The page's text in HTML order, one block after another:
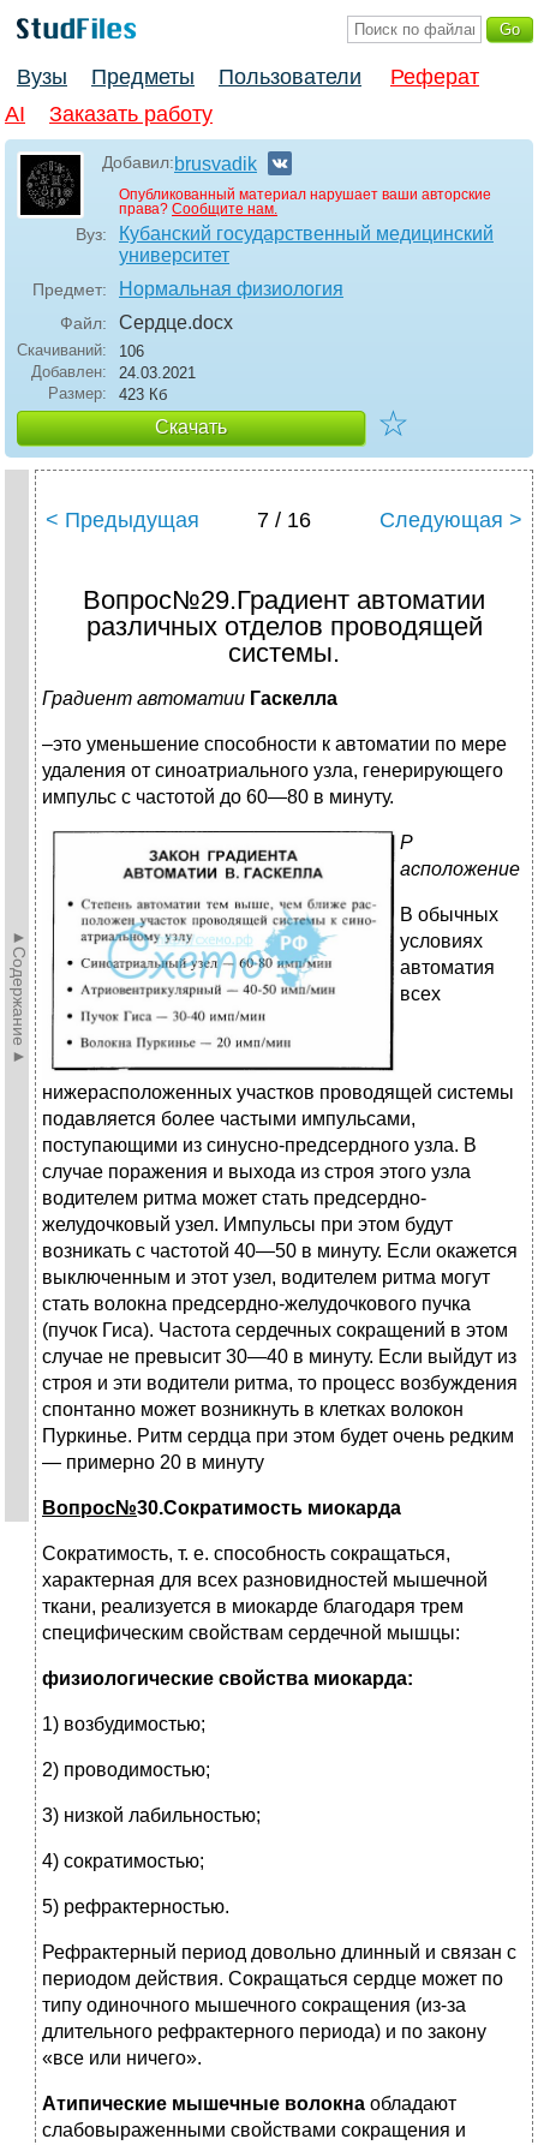
Вузы Предметы Пользователи
Реферат
AI
Заказать работу
Добавил:brusvadik
Опубликованный материал нарушает ваши авторские
права? Сообщите нам.
Вуз:
Кубанский государственный медицинский
университет
Предмет: Нормальная физиология
Файл: Сердце.docx
Скачиваний:
106
Добавлен:
24.03.2021
Размер:
423 Кб
Скачать ☆
►Содержание►
< Предыдущая 7 / 16 Следующая >
Вопрос№29.Градиент автоматии
различных отделов проводящей
системы.
Градиент автоматии Гаскелла
–это уменьшение способности к автоматии по мере
удаления от синоатриального узла, генерирующего
импульс с частотой до 60—80 в минуту.
Р
асположение
В обычных
условиях
автоматия
всех
нижерасположенных уча­стков проводящей системы
подавляется более частыми импульсами,
поступающими из синусно-предсердного узла. В
случае поражения и выхода из строя этого узла
водителем ритма может стать предсердно-
желудочковый узел. Импульсы при этом будут
возникать с частотой 40—50 в минуту. Если окажется
выключенным и этот узел, водителем ритма могут
стать волокна предсердно-желудочкового пучка
(пучок Гиса). Частота сердечных сокращений в этом
случае не превысит 30—40 в минуту. Если выйдут из
строя и эти водители ритма, то процесс возбуждения
спонтанно может возник­нуть в клетках волокон
Пуркинье. Ритм сердца при этом будет очень редким
— примерно 20 в минуту
Вопрос№30.Сократимость миокарда
Сократимость, т. е. способность сокращаться,
характерная для всех разновидностей мышечной
ткани, реализуется в миокарде благодаря трем
специфическим свойствам сердечной мышцы:
физиологические свойства миокарда:
1) возбудимостью;
2) проводимостью;
3) низкой лабильностью;
4) сократимостью;
5) рефрактерностью.
Рефрактерный период довольно длинный и связан с
периодом действия. Сокращаться сердце может по
типу одиночного мышечного сокращения (из-за
длительного рефрактерного периода) и по закону
«все или ничего».
Атипические мышечные волокна обладают
слабовыраженными свойствами сокращения и